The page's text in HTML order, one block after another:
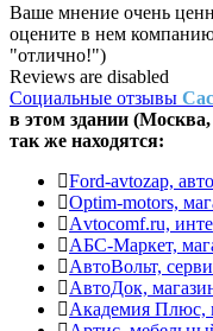
Ваше мнение очень
оцените в нем
"отлично!")
Reviews are disabled
Социальные отзывы
в этом здании (Москва,
так же находятся:
Ford-avtozap,
Optim-motors,
Аvtocomf.ru,
АБС-Маркет,
АвтоВольт,
АвтоДок,
Академия Плюс,